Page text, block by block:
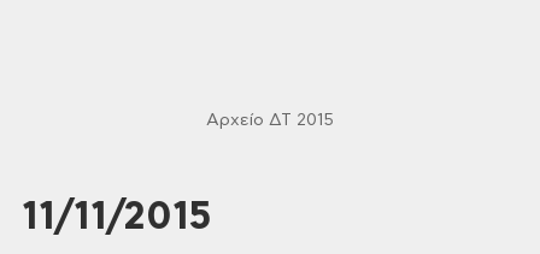
Αρχείο ΔΤ 2015
11/11/2015